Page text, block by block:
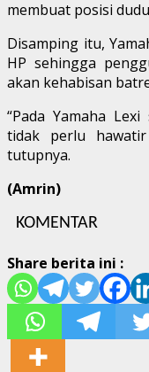
membuat posisi
Disamping itu,
HP sehingga
akan kehabisan
“Pada Yamaha
tidak perlu
tutupnya.
(Amrin)
KOMENTAR
Share berita ini :